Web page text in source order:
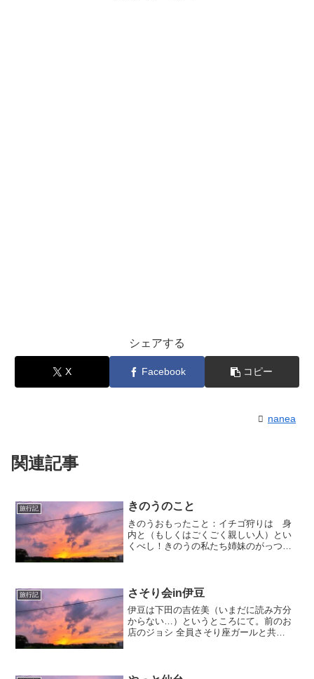
シェアする
X Facebook コピー
nanea
関連記事
旅行記 きのうのこと
きのうおもったこと：イチゴ狩りは 身
内と（もしくはごくごく親しい人）とい
くべし！きのうの私たち姉妹のがっつき
たのは、道の駅 田沼の ...
旅行記 さそり会in伊豆
伊豆は下田の吉佐美（いまだに読み方分
からない…）というところにて。前のお
店のジョシ 全員さそり座ガールと共